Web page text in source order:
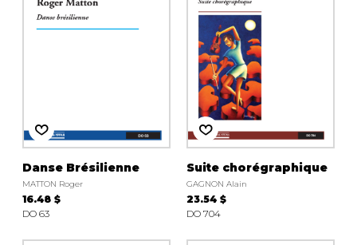
Danse Brésilienne
MATTON Roger
16.48 $
DO 63
Suite chorégraphique
GAGNON Alain
23.54 $
DO 704